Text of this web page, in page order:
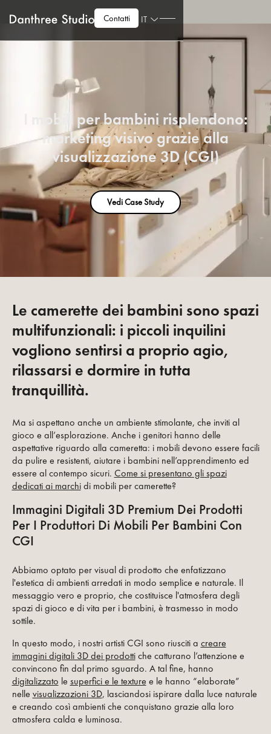
Contatti IT
I mobili per bambini risplendono:
marketing visivo grazie alla
visualizzazione 3D (CGI)
Vedi Case Study
Le camerette dei bambini sono spazi
multifunzionali: i piccoli inquilini
vogliono sentirsi a proprio agio,
rilassarsi e dormire in tutta
tranquillità.
Ma si aspettano anche un ambiente stimolante, che inviti al
gioco e all’esplorazione. Anche i genitori hanno delle
aspettative riguardo alla cameretta: i mobili devono essere facili
da pulire e resistenti, aiutare i bambini nell’apprendimento ed
essere al contempo sicuri. Come si presentano gli spazi
dedicati ai marchidi mobili per camerette?
Immagini Digitali 3D Premium Dei Prodotti
Per I Produttori Di Mobili Per Bambini Con
CGI
Abbiamo optato per visual di prodotto che enfatizzano
l'estetica di ambienti arredati in modo semplice e naturale. Il
messaggio vero e proprio, che costituisce l'atmosfera degli
spazi di gioco e di vita per i bambini, è trasmesso in modo
sottile.
In questo modo, i nostri artisti CGI sono riusciti a creare
immagini digitali 3D dei prodottiche catturano l’attenzione e
convincono fin dal primo sguardo. A tal fine, hanno
digitalizzato le superfici e le texture e le hanno “elaborate”
nelle visualizzazioni 3D, lasciandosi ispirare dalla luce naturale
e creando così ambienti che conquistano grazie alla loro
atmosfera calda e luminosa.